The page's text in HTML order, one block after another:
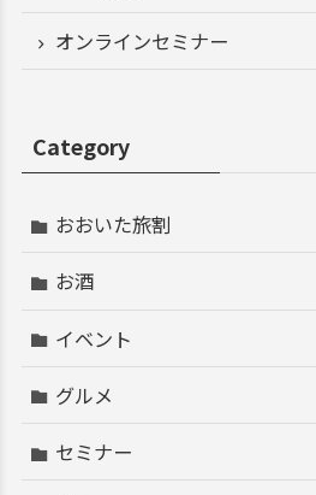
オンラインセミナー
Category
おおいた旅割
お酒
イベント
グルメ
セミナー